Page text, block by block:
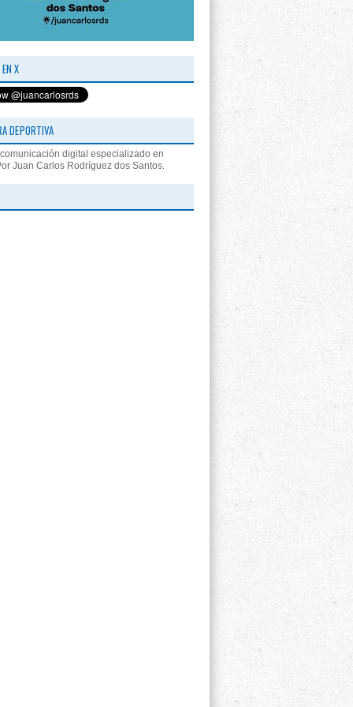
X
DEPORTIVA
digital especializado en
Juan Carlos Rodríguez dos Santos.